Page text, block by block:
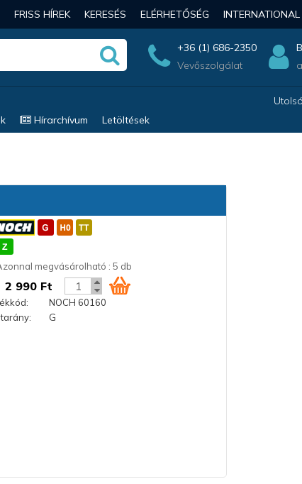
FRISS HÍREK KERESÉS ELÉRHETŐSÉG INTERNATIONAL
+36 (1) 686-2350
Vevőszolgálat
Hírarchívum Letöltések
megvásárolható : 5 db
2 990 Ft
NOCH 60160
G